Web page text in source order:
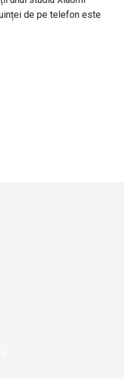
de pe telefon este